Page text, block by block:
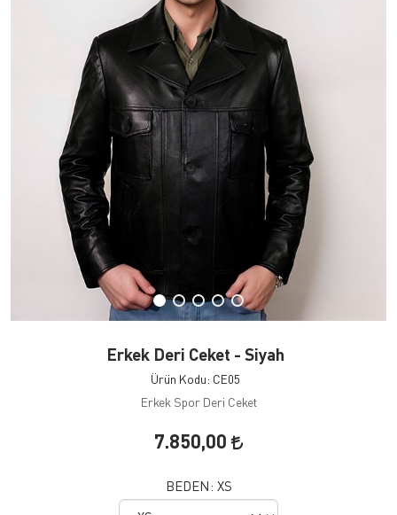
Erkek Deri Ceket - Siyah
Ürün Kodu: CE05
Erkek Spor Deri Ceket
7.850,00
BEDEN: XS